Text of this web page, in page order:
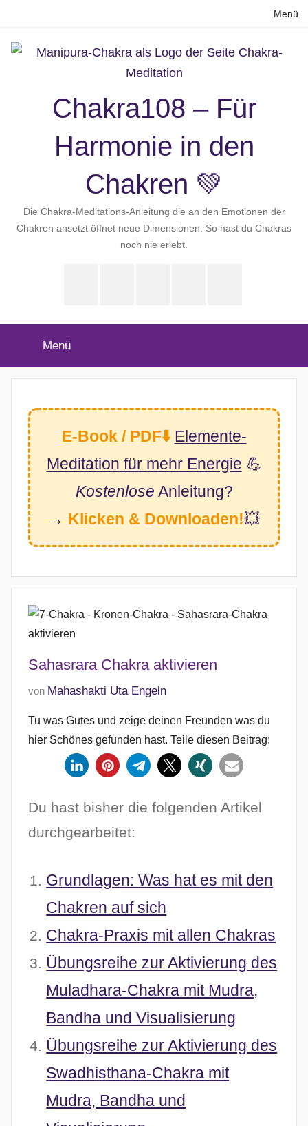
springen
Menü
Chakra108 – Für
Harmonie in den
Chakren 💚
Die Chakra-Meditations-Anleitung die an den Emotionen der
Chakren ansetzt öffnet neue Dimensionen. So hast du Chakras
noch nie erlebt.
Menü
E-Book / PDF⬇️ Elemente-
Meditation für mehr Energie 💪
Kostenlose Anleitung?
→ Klicken & Downloaden!💥
Sahasrara Chakra aktivieren
V
r
ö
n
t
c
a
m
von Mahashakti Uta Engeln
Tu was Gutes und zeige deinen Freunden was du
hier Schönes gefunden hast. Teile diesen Beitrag:
1
Du hast bisher die folgenden Artikel
durchgearbeitet:
Grundlagen: Was hat es mit den
Chakren auf sich
Chakra-Praxis mit allen Chakras
Übungsreihe zur Aktivierung des
Muladhara-Chakra mit Mudra,
Bandha und Visualisierung
Übungsreihe zur Aktivierung des
Swadhisthana-Chakra mit
Mudra, Bandha und